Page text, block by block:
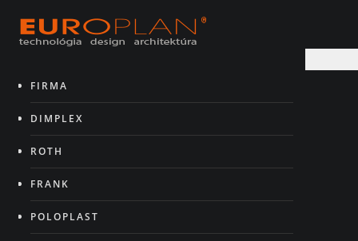
FIRMA
DIMPLEX
ROTH
FRANK
POLOPLAST